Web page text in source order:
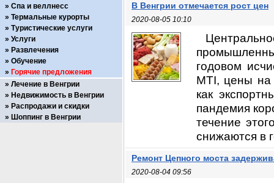
В Венгрии отмечается рост цен
2020-08-05 10:10
годовом
MTI, цены на
как
пандемия
течение
снижаются в
Ремонт Цепного моста
2020-08-04 09:56
Спа и веллнесс
Термальные курорты
Туристические услуги
Услуги
Развлечения
Обучение
Горячие предложения
Лечение в Венгрии
Недвижимость в Венгрии
Распродажи и скидки
Шоппинг в Венгрии